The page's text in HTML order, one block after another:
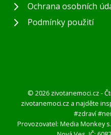
Ochrana osobních
Podmínky použití
© 2026 zivotanemoci.cz -
zivotanemoci.cz a najděte
#zdraví
Provozovatel: Media Monkey